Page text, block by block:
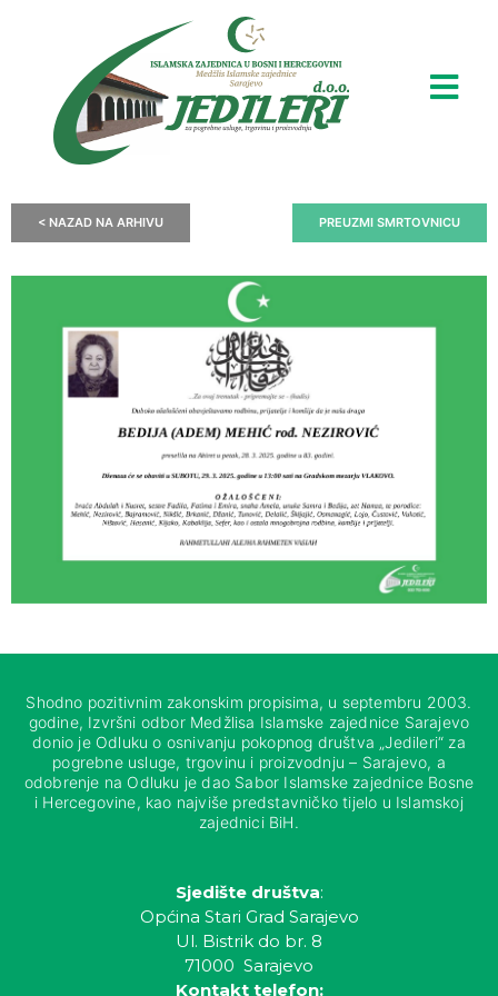
< NAZAD NA ARHIVU PREUZMI SMRTOVNICU
Shodno pozitivnim zakonskim propisima, u septembru 2003.
godine, Izvršni odbor Medžlisa Islamske zajednice Sarajevo
donio je Odluku o osnivanju pokopnog društva „Jedileri“ za
pogrebne usluge, trgovinu i proizvodnju – Sarajevo, a
odobrenje na Odluku je dao Sabor Islamske zajednice Bosne
i Hercegovine, kao najviše predstavničko tijelo u Islamskoj
zajednici BiH.
Sjedište društva:
Općina Stari Grad Sarajevo
Ul. Bistrik do br. 8
71000 Sarajevo
Kontakt telefon: